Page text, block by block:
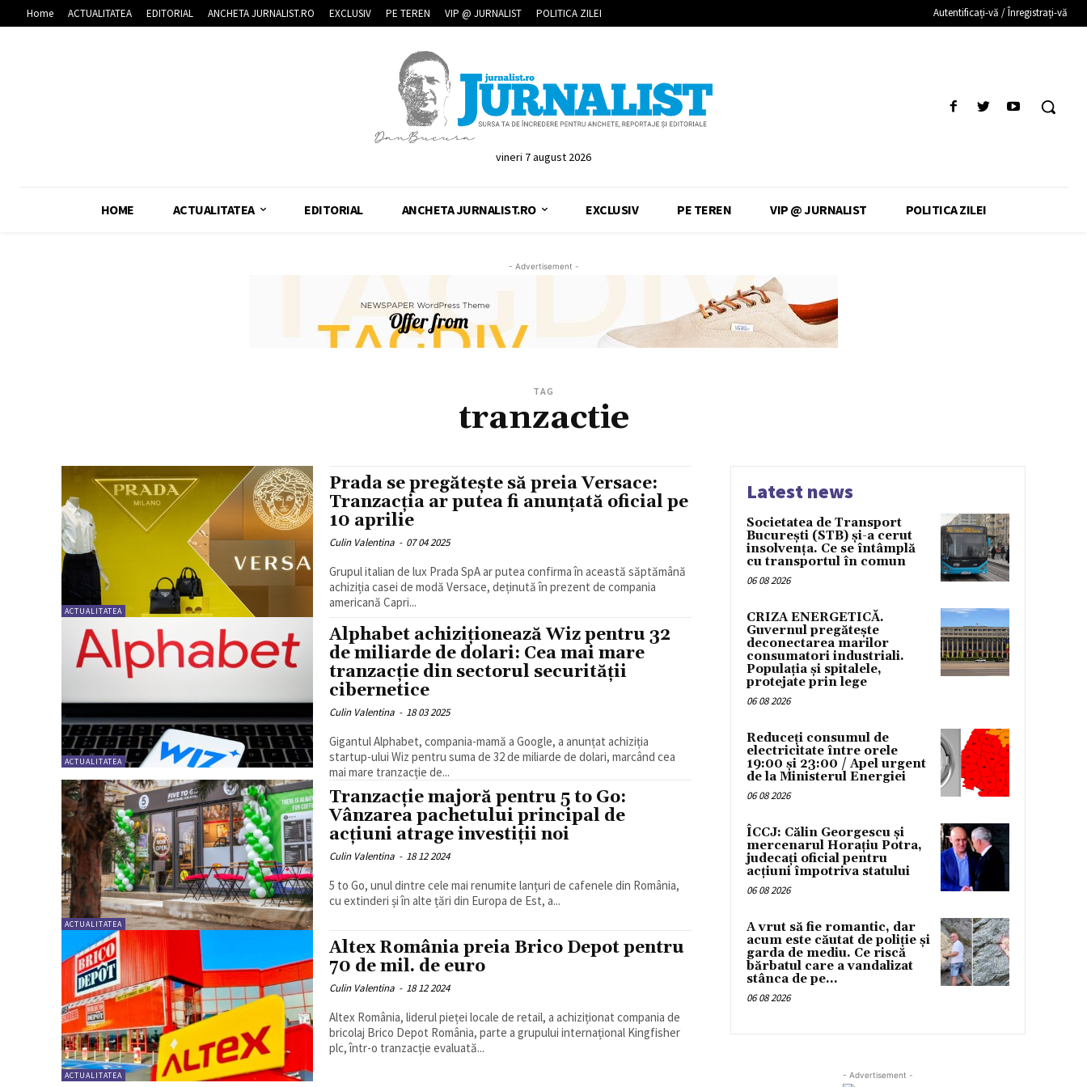
Home ACTUALITATEA EDITORIAL ANCHETA JURNALIST.RO EXCLUSIV PE TEREN VIP @ JURNALIST POLITICA ZILEI Autentificați-vă / Înregistrați-vă
vineri 7 august 2026
HOME ACTUALITATEA EDITORIAL ANCHETA JURNALIST.RO EXCLUSIV PE TEREN VIP @ JURNALIST POLITICA ZILEI
- Advertisement -
TAG
tranzactie
ACTUALITATEA
Prada se pregătește să preia Versace:
Tranzacția ar putea fi anunțată oficial pe
10 aprilie
Culin Valentina - 07 04 2025
Grupul italian de lux Prada SpA ar putea confirma în această săptămână
achiziția casei de modă Versace, deținută în prezent de compania
americană Capri...
ACTUALITATEA
Alphabet achiziționează Wiz pentru 32
de miliarde de dolari: Cea mai mare
tranzacție din sectorul securității
cibernetice
Culin Valentina - 18 03 2025
Gigantul Alphabet, compania-mamă a Google, a anunțat achiziția
startup-ului Wiz pentru suma de 32 de miliarde de dolari, marcând cea
mai mare tranzacție de...
ACTUALITATEA
Tranzacție majoră pentru 5 to Go:
Vânzarea pachetului principal de
acțiuni atrage investiții noi
Culin Valentina - 18 12 2024
5 to Go, unul dintre cele mai renumite lanțuri de cafenele din România,
cu extinderi și în alte țări din Europa de Est, a...
ACTUALITATEA
Altex România preia Brico Depot pentru
70 de mil. de euro
Culin Valentina - 18 12 2024
Altex România, liderul pieței locale de retail, a achiziționat compania de
bricolaj Brico Depot România, parte a grupului internațional Kingfisher
plc, într-o tranzacție evaluată...
Latest news
Societatea de Transport
București (STB) și-a cerut
insolvența. Ce se întâmplă
cu transportul în comun
06 08 2026
CRIZA ENERGETICĂ.
Guvernul pregătește
deconectarea marilor
consumatori industriali.
Populația și spitalele,
protejate prin lege
06 08 2026
Reduceți consumul de
electricitate între orele
19:00 și 23:00 / Apel urgent
de la Ministerul Energiei
06 08 2026
ÎCCJ: Călin Georgescu și
mercenarul Horațiu Potra,
judecați oficial pentru
acțiuni împotriva statului
06 08 2026
A vrut să fie romantic, dar
acum este căutat de poliție și
garda de mediu. Ce riscă
bărbatul care a vandalizat
stânca de pe...
06 08 2026
- Advertisement -